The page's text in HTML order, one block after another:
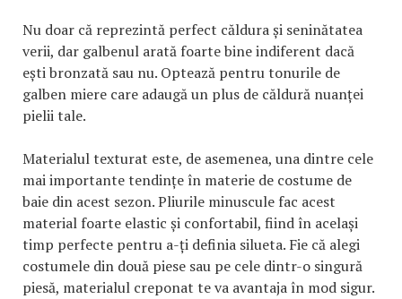
Nu doar că reprezintă perfect căldura și seninătatea
verii, dar galbenul arată foarte bine indiferent dacă
ești bronzată sau nu. Optează pentru tonurile de
galben miere care adaugă un plus de căldură nuanței
pielii tale.
Materialul texturat este, de asemenea, una dintre cele
mai importante tendințe în materie de costume de
baie din acest sezon. Pliurile minuscule fac acest
material foarte elastic și confortabil, fiind în același
timp perfecte pentru a-ți definia silueta. Fie că alegi
costumele din două piese sau pe cele dintr-o singură
piesă, materialul creponat te va avantaja în mod sigur.